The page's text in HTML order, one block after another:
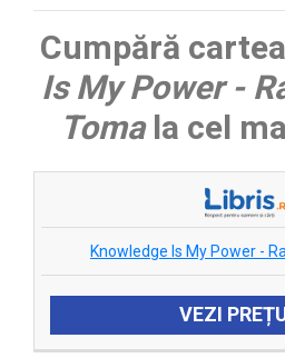
Cumpără cartea
Is My Power -
Tomala cel
Knowledge Is My Power -
VEZI